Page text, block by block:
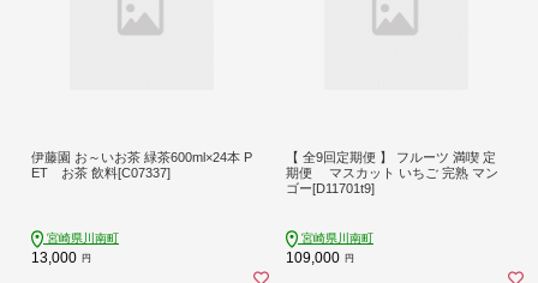
伊藤園 お～いお茶 緑茶600ml×24本 P
ET お茶 飲料[C07337]
宮崎県川南町
13,000 円
【 全9回定期便 】 フルーツ 満喫 定
期便 マスカット いちご 完熟 マン
ゴー[D11701t9]
宮崎県川南町
109,000 円